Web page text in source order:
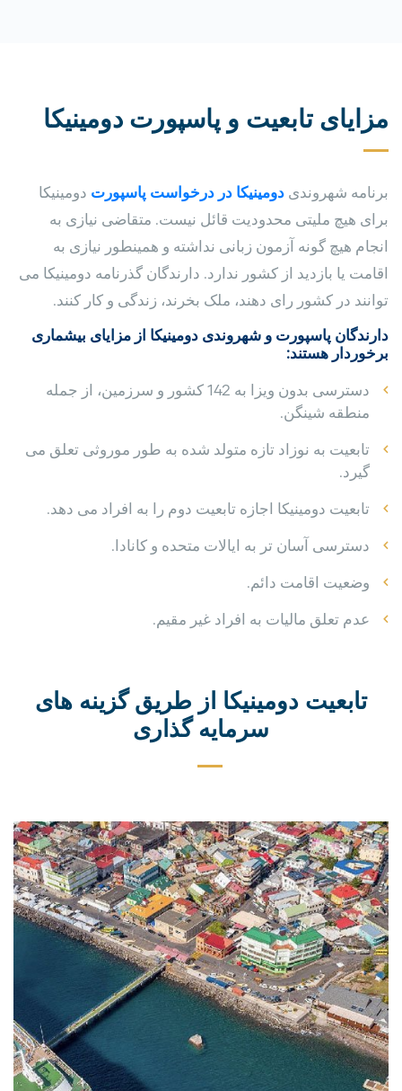
مزایای تابعیت و پاسپورت دومینیکا
برنامه شهروندی دومینیکا در درخواست پاسپورت دومینیکا
برای هیچ ملیتی محدودیت قائل نیست. متقاضی نیازی به
انجام هیچ گونه آزمون زبانی نداشته و همینطور نیازی به
اقامت یا بازدید از کشور ندارد. دارندگان گذرنامه دومینیکا می
توانند در کشور رای دهند، ملک بخرند، زندگی و کار کنند.
دارندگان پاسپورت و شهروندی دومینیکا از مزایای بیشماری
برخوردار هستند:
دسترسی بدون ویزا به 142 کشور و سرزمین، از جمله
منطقه شینگن.
تابعیت به نوزاد تازه متولد شده به طور موروثی تعلق می
گیرد.
تابعیت دومینیکا اجازه تابعیت دوم را به افراد می دهد.
دسترسی آسان تر به ایالات متحده و کانادا.
وضعیت اقامت دائم.
عدم تعلق مالیات به افراد غیر مقیم.
تابعیت دومینیکا از طریق گزینه های
سرمایه گذاری